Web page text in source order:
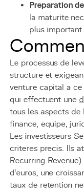
Preparation
la maturite
plus
Le processus de
structure et
venture capital a
qui effectuent une
tous les aspects de
finance, equipe,
Les investisseurs
criteres precis. Ils
Recurring
d'euros, une
taux de retention